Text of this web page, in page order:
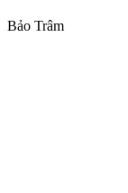
Bảo Trâm